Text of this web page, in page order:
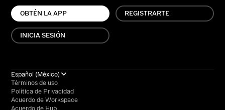
OBTÉN LA APP REGISTRARTE
INICIA SESIÓN
Español (México)
Términos de uso
Política de Privacidad
Acuerdo de Workspace
Acuerdo de Hub